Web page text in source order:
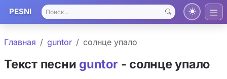
PESNI
Главная guntor солнце упало
Текст песни guntor- солнце упало